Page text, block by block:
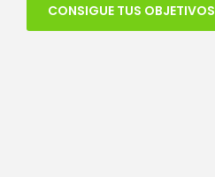
CONSIGUE TUS OBJETIVOS